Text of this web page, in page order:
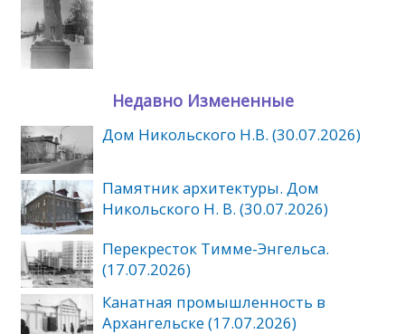
Недавно Измененные
Дом Никольского Н.В. (30.07.2026)
Памятник архитектуры. Дом
Никольского Н. В. (30.07.2026)
Перекресток Тимме-Энгельса.
(17.07.2026)
Канатная промышленность в
Архангельске (17.07.2026)